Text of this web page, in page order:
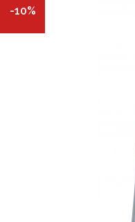
Suporti Birou
Tipizate
-10%